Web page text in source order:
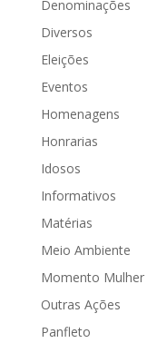
Denominações
Diversos
Eleições
Eventos
Homenagens
Honrarias
Idosos
Informativos
Matérias
Meio Ambiente
Momento Mulher
Outras Ações
Panfleto